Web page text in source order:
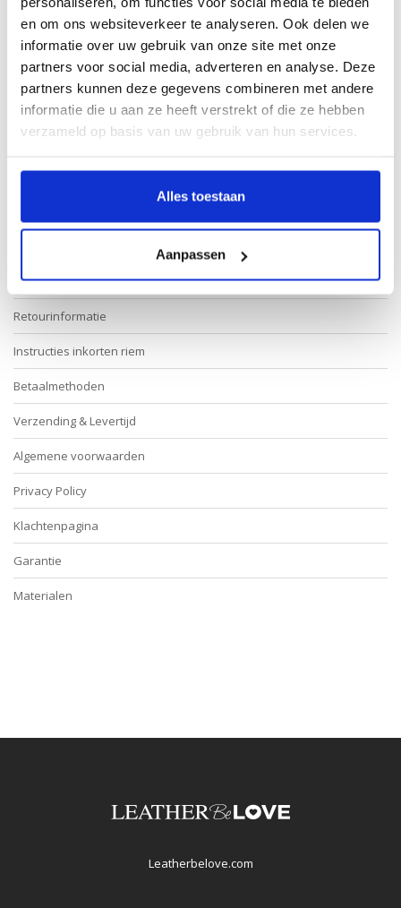
en om ons websiteverkeer te analyseren. Ook delen we
informatie over uw gebruik van onze site met onze
partners voor social media, adverteren en analyse. Deze
partners kunnen deze gegevens combineren met andere
informatie die u aan ze heeft verstrekt of die ze hebben
verzameld op basis van uw gebruik van hun services.
Alles toestaan
Aanpassen
* Verplichte velden
Verstuur
Maatinformatie Leatherbelove
Retourinformatie
Instructies inkorten riem
Betaalmethoden
Verzending & Levertijd
Algemene voorwaarden
Privacy Policy
Klachtenpagina
Garantie
Materialen
Leatherbelove.com